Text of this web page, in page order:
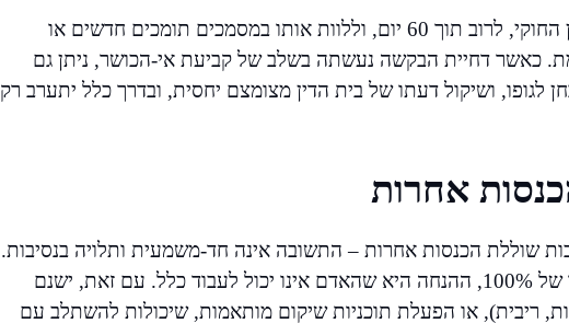
יש להקפיד להגיש את הערר בפרק הזמן החוקי, לרוב תוך 60 יום, וללוות אותו במסמכים תומכים חדשים או
כאשר דחיית הבקשה נעשתה בשלב של קביעת אי-הכושר, ניתן גם
לגופו, ושיקול דעתו של בית הדין מצומצם יחסית, ובדרך כלל יתערב רק
אחרות
שוללת הכנסות אחרות – התשובה אינה חד-משמעית ותלויה בנסיבות.
ככלל, כאשר מדברים על דרגת אי-כושר של 100%, ההנחה היא שהאדם אינו יכול לעבוד כלל. עם זאת, ישנם
ריבית), או הפעלת תוכניות שיקום מותאמות, שיכולות להשתלב עם